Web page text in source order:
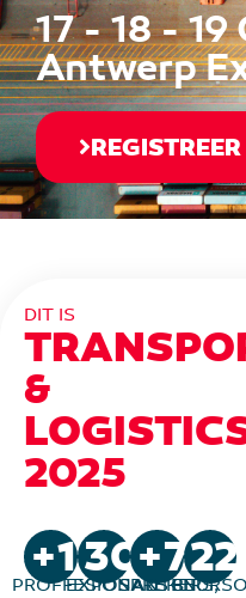
17 - 18 -
Antwerp
DIT IS
&
2025
+15,000
PROFFESIONALS
300
EXPOSANTEN
+75
SPREKERS,